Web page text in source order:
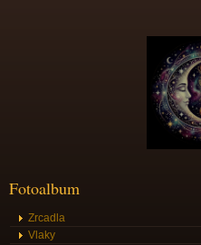
Fotoalbum
Zrcadla
Vlaky